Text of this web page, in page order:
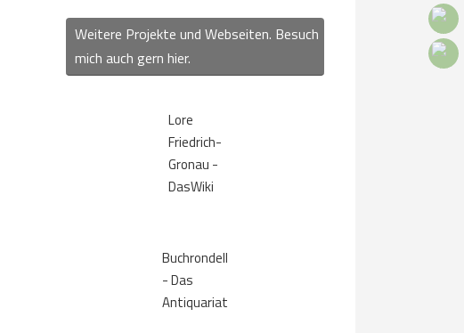
Weitere Projekte und Webseiten. Besuch
mich auch gern hier.
Lore
Friedrich-
Gronau -
DasWiki
Buchrondell
- Das
Antiquariat